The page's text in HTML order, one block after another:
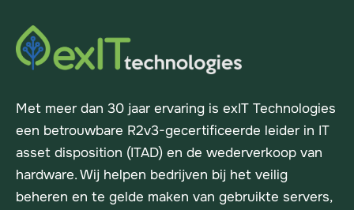
Met meer dan 30 jaar ervaring is exIT Technologies
een betrouwbare R2v3-gecertificeerde leider in IT
asset disposition (ITAD) en de wederverkoop van
hardware. Wij helpen bedrijven bij het veilig
beheren en te gelde maken van gebruikte servers,